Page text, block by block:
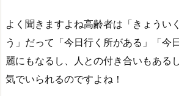
よく聞きますよね高齢者は「きょうい
う」だって「今日行く所がある」「今
麗にもなるし、人との付き合いもある
気でいられるのですよね！